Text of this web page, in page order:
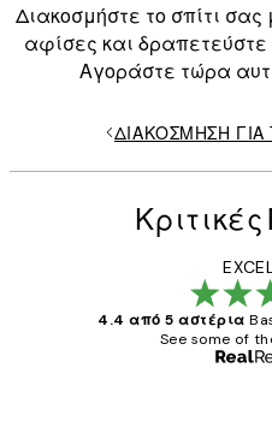
Διακοσμήστε το σπίτι σας
αφίσες και
Αγοράστε τώρα
ΔΙΑΚΌΣΜΗΣΗ
4.4 από 5 αστέρια
See some of